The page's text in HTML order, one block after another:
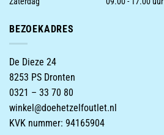
BEZOEKADRES
De Dieze 24
8253 PS Dronten
0321 – 33 70 80
winkel@doehetzelfoutlet.nl
KVK nummer: 94165904